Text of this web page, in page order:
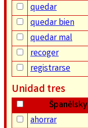
quedar
quedar bien
quedar mal
recoger
registrarse
Unidad tres
Španělsky
ahorrar